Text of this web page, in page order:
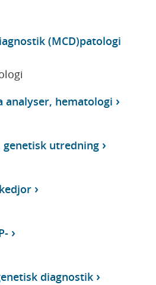
(MCD)patologi
analyser, hematologi
genetisk utredning
diagnostik